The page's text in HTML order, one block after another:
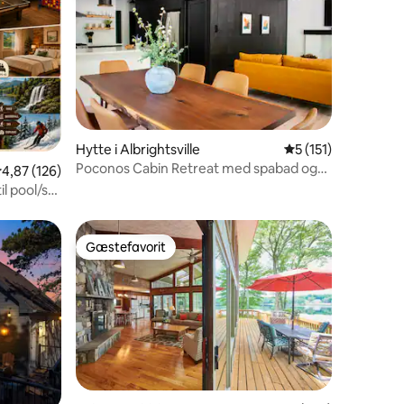
omtaler
ud af 5 i gennemsnitlig bedømmelse, 126 omtaler
4,87 (126)
pool/sø
Hytte i Albrightsville 5 ud af 5 i
5 (151)
Poconos Cabin Retreat med spabad og
Gæstefavorit
Gæstefavorit